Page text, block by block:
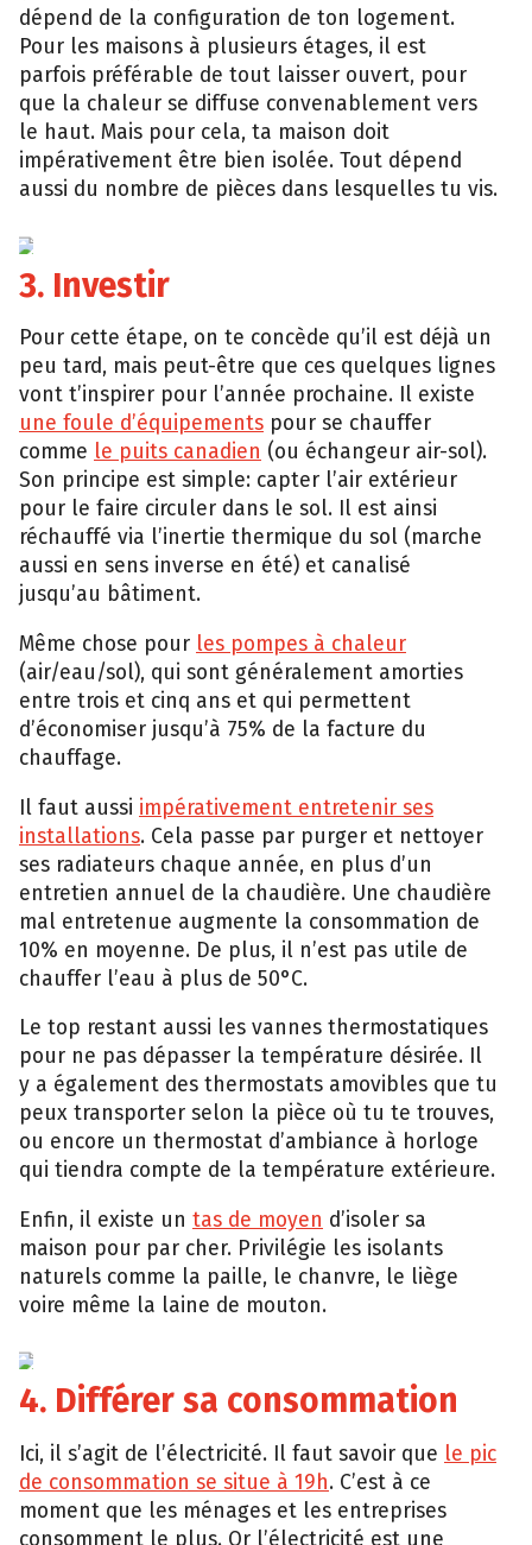
dépend de la configuration de ton logement.
Pour les maisons à plusieurs étages, il est
parfois préférable de tout laisser ouvert, pour
que la chaleur se diffuse convenablement vers
le haut. Mais pour cela, ta maison doit
impérativement être bien isolée. Tout dépend
aussi du nombre de pièces dans lesquelles tu vis.
iStock
3. Investir
Pour cette étape, on te concède qu’il est déjà un
peu tard, mais peut-être que ces quelques lignes
vont t’inspirer pour l’année prochaine. Il existe
une foule d’équipements pour se chauffer
comme le puits canadien (ou échangeur air-sol).
Son principe est simple: capter l’air extérieur
pour le faire circuler dans le sol. Il est ainsi
réchauffé via l’inertie thermique du sol (marche
aussi en sens inverse en été) et canalisé
jusqu’au bâtiment.
Même chose pour les pompes à chaleur
(air/eau/sol), qui sont généralement amorties
entre trois et cinq ans et qui permettent
d’économiser jusqu’à 75% de la facture du
chauffage.
Il faut aussi impérativement entretenir ses
installations. Cela passe par purger et nettoyer
ses radiateurs chaque année, en plus d’un
entretien annuel de la chaudière. Une chaudière
mal entretenue augmente la consommation de
10% en moyenne. De plus, il n’est pas utile de
chauffer l’eau à plus de 50°C.
Le top restant aussi les vannes thermostatiques
pour ne pas dépasser la température désirée. Il
y a également des thermostats amovibles que tu
peux transporter selon la pièce où tu te trouves,
ou encore un thermostat d’ambiance à horloge
qui tiendra compte de la température extérieure.
Enfin, il existe un tas de moyen d’isoler sa
maison pour par cher. Privilégie les isolants
naturels comme la paille, le chanvre, le liège
voire même la laine de mouton.
iStock
4. Différer sa consommation
Ici, il s’agit de l’électricité. Il faut savoir que le pic
de consommation se situe à 19h. C’est à ce
moment que les ménages et les entreprises
consomment le plus. Or l’électricité est une